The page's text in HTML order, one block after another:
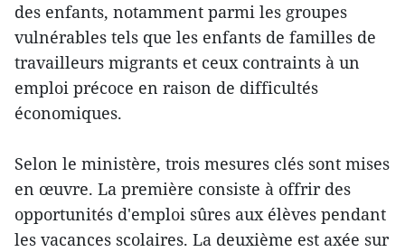
des enfants, notamment parmi les groupes
vulnérables tels que les enfants de familles de
travailleurs migrants et ceux contraints à un
emploi précoce en raison de difficultés
économiques.
Selon le ministère, trois mesures clés sont mises
en œuvre. La première consiste à offrir des
opportunités d'emploi sûres aux élèves pendant
les vacances scolaires. La deuxième est axée sur